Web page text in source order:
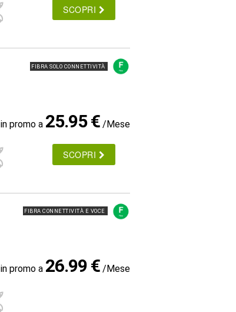
SCOPRI
FIBRA SOLO CONNETTIVITÀ
in promo a 25.95 € /Mese
SCOPRI
FIBRA CONNETTIVITÀ E VOCE
in promo a 26.99 € /Mese